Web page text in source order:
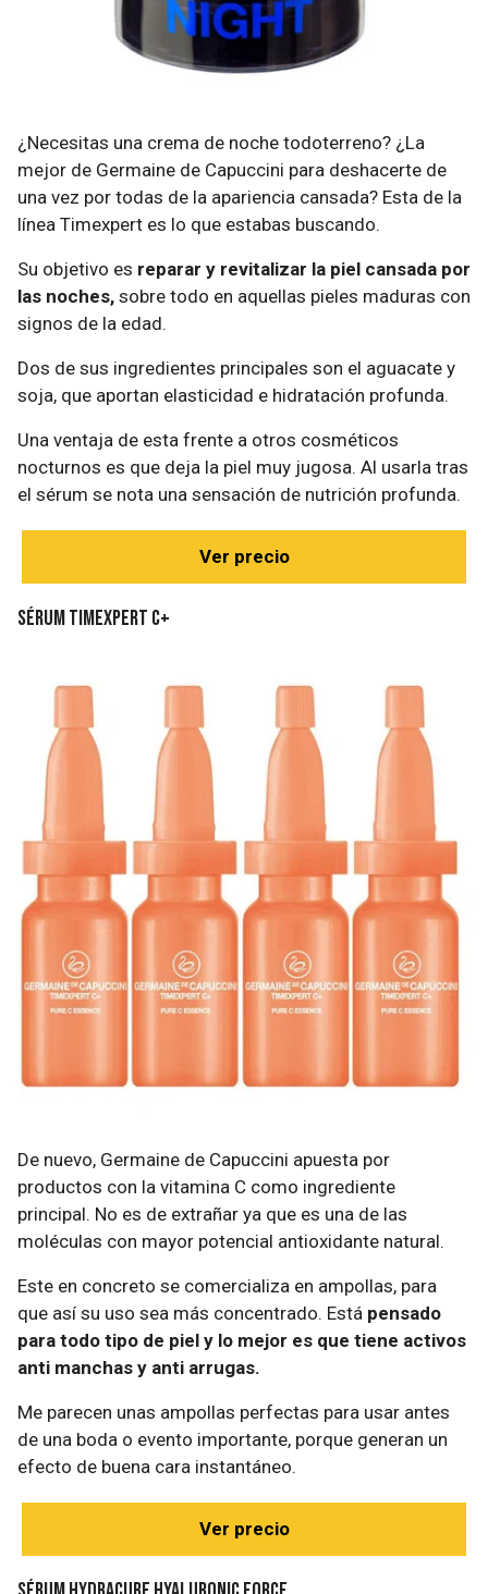
¿Necesitas una crema de noche todoterreno? ¿La
mejor de Germaine de Capuccini para deshacerte de
una vez por todas de la apariencia cansada? Esta de la
línea Timexpert es lo que estabas buscando.
Su objetivo es reparar y revitalizar la piel cansada por
las noches, sobre todo en aquellas pieles maduras con
signos de la edad.
Dos de sus ingredientes principales son el aguacate y
soja, que aportan elasticidad e hidratación profunda.
Una ventaja de esta frente a otros cosméticos
nocturnos es que deja la piel muy jugosa. Al usarla tras
el sérum se nota una sensación de nutrición profunda.
Ver precio
Sérum Timexpert C+
De nuevo, Germaine de Capuccini apuesta por
productos con la vitamina C como ingrediente
principal. No es de extrañar ya que es una de las
moléculas con mayor potencial antioxidante natural.
Este en concreto se comercializa en ampollas, para
que así su uso sea más concentrado. Está pensado
para todo tipo de piel y lo mejor es que tiene activos
anti manchas y anti arrugas.
Me parecen unas ampollas perfectas para usar antes
de una boda o evento importante, porque generan un
efecto de buena cara instantáneo.
Ver precio